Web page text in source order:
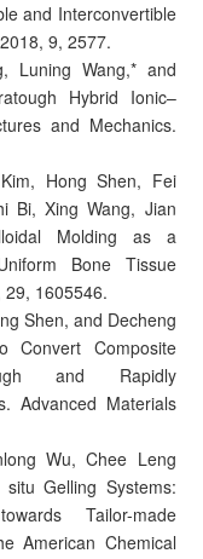
and Interconvertible
9, 2577.
Luning Wang,* and
Hybrid Ionic–
and Mechanics.
Hong Shen, Fei
Bi, Xing Wang, Jian
Molding as a
Bone Tissue
1605546.
Shen, and Decheng
Convert Composite
and Rapidly
Advanced Materials
Wu, Chee Leng
Gelling Systems:
Tailor-made
American Chemical